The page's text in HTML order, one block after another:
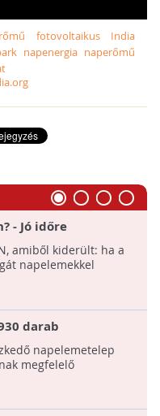
fotovoltaikus
India
napenergia naperőmű
- Jó időre
amiből kiderült: ha a
napelemekkel
darab
napelemetelep
megfelelő